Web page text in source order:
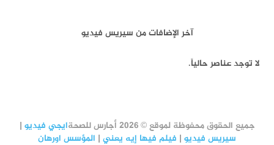
آخر الإضافات من سيريس فيديو
لا توجد عناصر حالياً.
جميع الحقوق محفوظة لموقع © 2026 أجارس للصحة ايجي فيديو |
سيريس فيديو | فيلم فيها إيه يعني | المؤسس اورهان